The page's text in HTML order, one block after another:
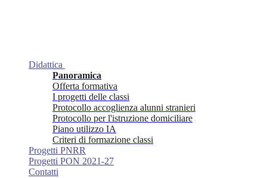
Didattica
Panoramica
Offerta formativa
I progetti delle classi
Protocollo accoglienza alunni stranieri
Protocollo per l'istruzione domiciliare
Piano utilizzo IA
Criteri di formazione classi
Progetti PNRR
Progetti PON 2021-27
Contatti